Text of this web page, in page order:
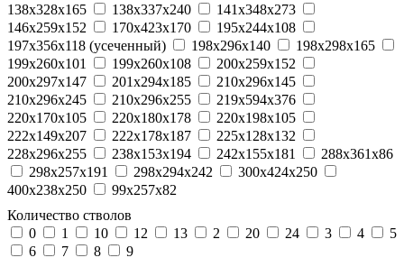
138x328x165
138x337x240
141x348x273
146x259x152
170x423x170
195x244x108
197x356x118 (усеченный)
198x296x140
198x298x165
199x260x101
199x260x108
200x259x152
200x297x147
201x294x185
210x296x145
210x296x245
210x296x255
219x594x376
220x170x105
220x180x178
220x198x105
222x149x207
222x178x187
225x128x132
228x296x255
238x153x194 242x155x181
288x361x86
298x257x191
298x294x242
300x424x250
400x238x250
99x257x82
Количество стволов
0
1 10 12 13 2 20 24 3 4
5
6
7 8
9